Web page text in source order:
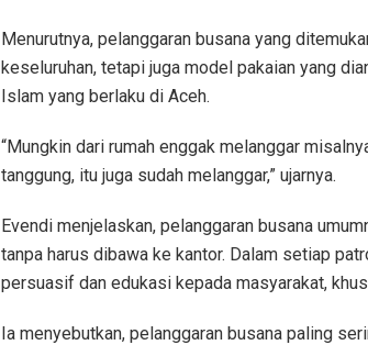
Menurutnya, pelanggaran busana yang
keseluruhan, tetapi juga model pakaian yang
Islam yang berlaku di Aceh.
“Mungkin dari rumah enggak melanggar
tanggung, itu juga sudah melanggar,” ujarnya.
Evendi menjelaskan, pelanggaran busana
tanpa harus dibawa ke kantor. Dalam setiap
persuasif dan edukasi kepada masyarakat,
Ia menyebutkan, pelanggaran busana paling